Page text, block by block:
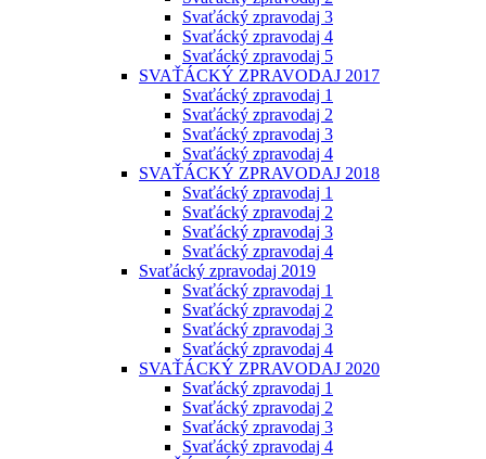
Svaťácký zpravodaj 3
Svaťácký zpravodaj 4
Svaťácký zpravodaj 5
SVAŤÁCKÝ ZPRAVODAJ 2017
Svaťácký zpravodaj 1
Svaťácký zpravodaj 2
Svaťácký zpravodaj 3
Svaťácký zpravodaj 4
SVAŤÁCKÝ ZPRAVODAJ 2018
Svaťácký zpravodaj 1
Svaťácký zpravodaj 2
Svaťácký zpravodaj 3
Svaťácký zpravodaj 4
Svaťácký zpravodaj 2019
Svaťácký zpravodaj 1
Svaťácký zpravodaj 2
Svaťácký zpravodaj 3
Svaťácký zpravodaj 4
SVAŤÁCKÝ ZPRAVODAJ 2020
Svaťácký zpravodaj 1
Svaťácký zpravodaj 2
Svaťácký zpravodaj 3
Svaťácký zpravodaj 4